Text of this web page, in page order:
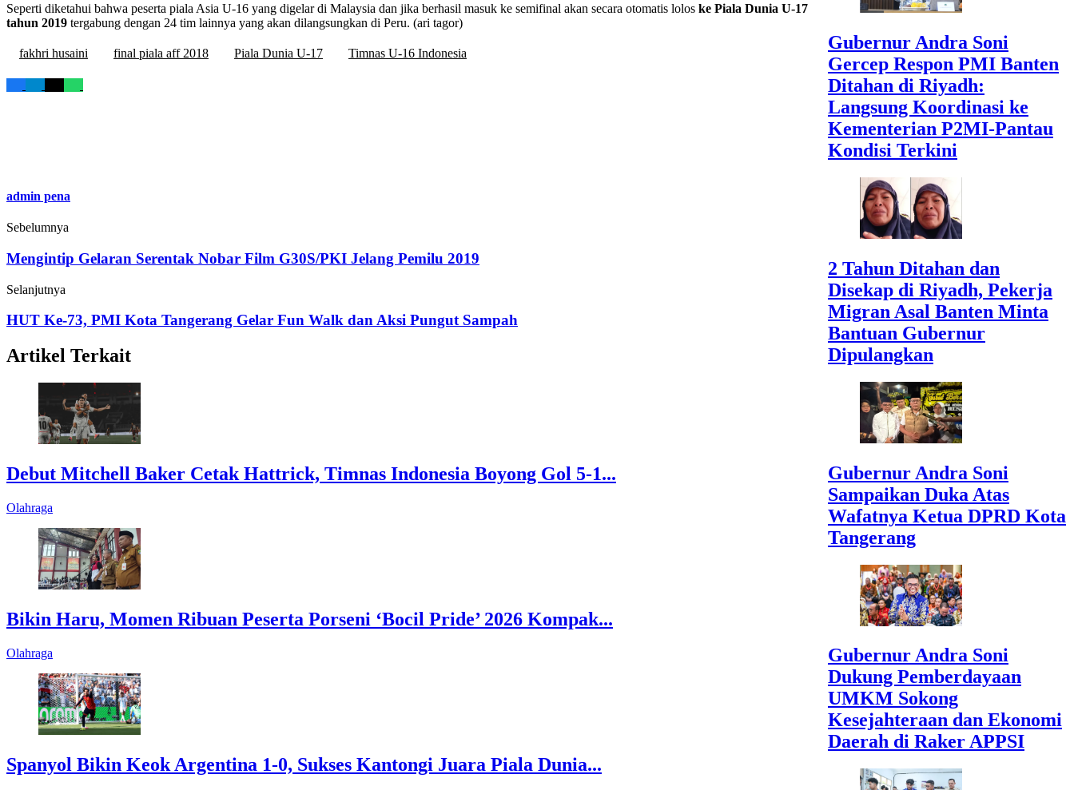
Seperti diketahui bahwa peserta piala Asia U-16 yang digelar di Malaysia dan jika berhasil masuk ke semifinal akan secara otomatis lolos ke Piala Dunia U-17
tahun 2019 tergabung dengan 24 tim lainnya yang akan dilangsungkan di Peru. (ari tagor)
fakhri husaini final piala aff 2018 Piala Dunia U-17 Timnas U-16 Indonesia
admin pena
Sebelumnya
Mengintip Gelaran Serentak Nobar Film G30S/PKI Jelang Pemilu 2019
Selanjutnya
HUT Ke-73, PMI Kota Tangerang Gelar Fun Walk dan Aksi Pungut Sampah
Artikel Terkait
Debut Mitchell Baker Cetak Hattrick, Timnas Indonesia Boyong Gol 5-1...
Olahraga
Bikin Haru, Momen Ribuan Peserta Porseni ‘Bocil Pride’ 2026 Kompak...
Olahraga
Spanyol Bikin Keok Argentina 1-0, Sukses Kantongi Juara Piala Dunia...
Gubernur Andra Soni
Gercep Respon PMI Banten
Ditahan di Riyadh:
Langsung Koordinasi ke
Kementerian P2MI-Pantau
Kondisi Terkini
2 Tahun Ditahan dan
Disekap di Riyadh, Pekerja
Migran Asal Banten Minta
Bantuan Gubernur
Dipulangkan
Gubernur Andra Soni
Sampaikan Duka Atas
Wafatnya Ketua DPRD Kota
Tangerang
Gubernur Andra Soni
Dukung Pemberdayaan
UMKM Sokong
Kesejahteraan dan Ekonomi
Daerah di Raker APPSI